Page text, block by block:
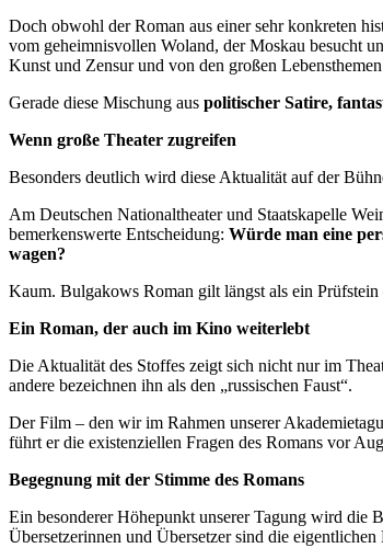
Doch obwohl der Roman aus einer sehr konkreten
vom geheimnisvollen Woland, der Moskau besucht
Kunst und Zensur und von den großen
Gerade diese Mischung aus politischer Satire,
Wenn große Theater zugreifen
Besonders deutlich wird diese Aktualität auf der
Am Deutschen Nationaltheater und Staatskapelle
bemerkenswerte Entscheidung: Würde man eine
wagen?
Kaum. Bulgakows Roman gilt längst als ein
Ein Roman, der auch im Kino weiterlebt
Die Aktualität des Stoffes zeigt sich nicht nur im
andere bezeichnen ihn als den „russischen Faust“.
Der Film – den wir im Rahmen unserer
führt er die existenziellen Fragen des Romans vor
Begegnung mit der Stimme des Romans
Ein besonderer Höhepunkt unserer Tagung wird die
Übersetzerinnen und Übersetzer sind die